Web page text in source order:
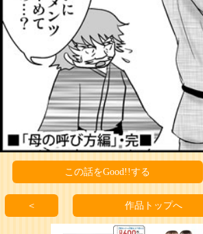
この話をGood!!する
＜ 作品トップへ